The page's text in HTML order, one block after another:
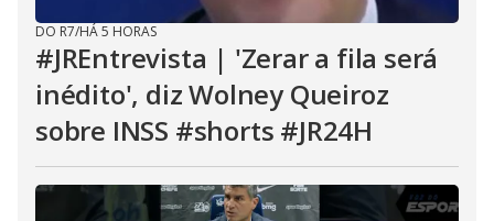
DO R7/HÁ 5 HORAS
#JREntrevista | 'Zerar a fila será
inédito', diz Wolney Queiroz
sobre INSS #shorts #JR24H